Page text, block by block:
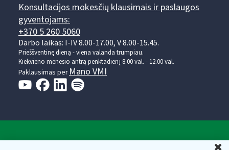
Konsultacijos mokesčių klausimais ir paslaugos
gyventojams:
+370 5 260 5060
Darbo laikas: I-IV 8.00-17.00, V 8.00-15.45.
Prieššventinę dieną - viena valanda trumpiau.
Kiekvieno mėnesio antrą penktadienį 8.00 val. - 12.00 val.
Paklausimas per Mano VMI